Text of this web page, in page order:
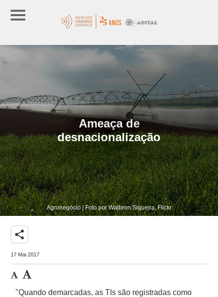
Ameaça de
desnacionalização
Agronegócio | Foto por Walbron Siqueira, Flickr
share
17 Mai 2017
"Quando demarcadas, as TIs são registradas como